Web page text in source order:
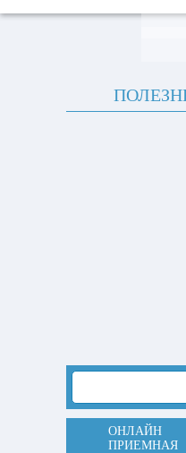
ОНЛАЙН
ПРИЕМНАЯ